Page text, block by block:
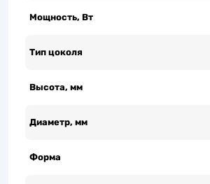
Мощность, Вт
Тип цоколя
Высота, мм
Диаметр, мм
Форма